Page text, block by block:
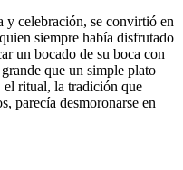
y celebración, se convirtió en
siempre había disfrutado
un bocado de su boca con
que un simple plato
el ritual, la tradición que
parecía desmoronarse en